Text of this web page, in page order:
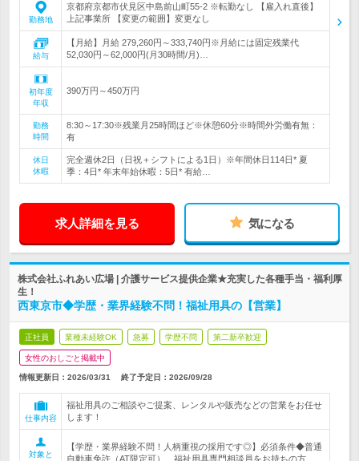
勤務地
京都府京都市伏見区中島前山町55-2 ※転勤なし 【雇入れ直後】
上記事業所 【変更の範囲】変更なし
給与
【月給】月給 279,260円～333,740円※月給には固定残業代
52,030円～62,000円(月30時間/月)…
初年度
年収
390万円～450万円
勤務
時間
8:30～17:30※残業月25時間ほど※休憩60分※時間外労働有無：
有
休日
休暇
完全週休2日（日祝＋シフトによる1日）※年間休日114日* 夏
季：4日* 年末年始休暇：5日* 有給…
求人詳細を見る 気になる
株式会社ふれあい広場 | 介護サービス提供企業★充実した各種手当・福利厚
生！
西東京市◆学歴・業界経験不問！福祉用具の【営業】
正社員 業種未経験OK 急募 学歴不問 第二新卒歓迎
女性のおしごと掲載中
情報更新日：2026/03/31 終了予定日： 2026/09/28
仕事内容
福祉用具のご相談やご提案、レンタルや販売などの営業をお任せ
します！
対象と
【学歴・業界経験不問！人柄重視の採用です◎】必須条件◆普通
自動車免許（AT限定可）、福祉用具専門相談員をお持ちの方